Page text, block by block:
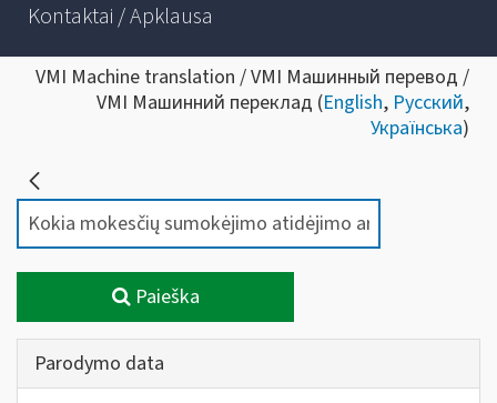
Kontaktai / Apklausa
VMI Machine translation / VMI Машинный перевод /
VMI Машинний переклад (English, Русский,
Українська)
Paieška
Parodymo data